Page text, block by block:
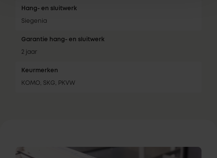
Hang- en sluitwerk
Siegenia
Garantie hang- en sluitwerk
2 jaar
Keurmerken
KOMO, SKG, PKVW